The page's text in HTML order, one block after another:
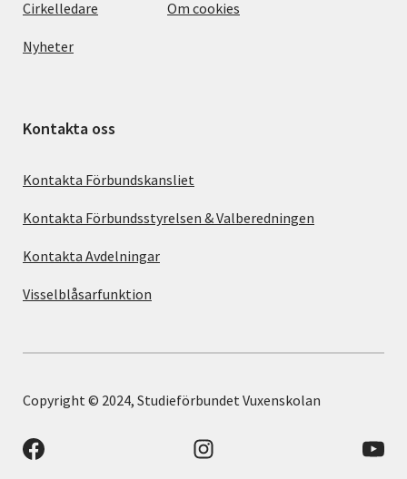
Cirkelledare
Nyheter
Om cookies
Kontakta oss
Kontakta Förbundskansliet
Kontakta Förbundsstyrelsen & Valberedningen
Kontakta Avdelningar
Visselblåsarfunktion
Copyright © 2024, Studieförbundet Vuxenskolan